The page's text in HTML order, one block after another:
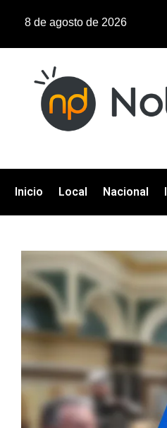
8 de agosto de 2026
Inicio Local Nacional